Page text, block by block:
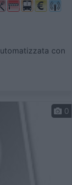
con
0